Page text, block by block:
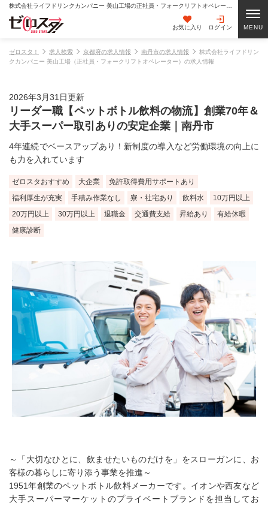
お気に入り ログイン
ゼロスタ！ 求人検索 京都府の求人情報 南丹市の求人情報
株式会社ライフドリン
クカンパニー 美山工場（正社員・フォークリフトオペレーター）の求人情報
2026年3月31日更新
リーダー職【ペットボトル飲料の物流】創業70年＆
大手スーパー取引ありの安定企業｜南丹市
4年連続でベースアップあり！新制度の導入など労働環境の向上に
も力を入れています
ゼロスタおすすめ 大企業
免許取得費用サポートあり
福利厚生が充実
手積み作業なし 寮・社宅あり 飲料水
10万円以上
20万円以上
30万円以上 退職金 交通費支給 昇給あり
有給休暇
健康診断
～「大切なひとに、飲ませたいものだけを」をスローガンに、お
客様の暮らしに寄り添う事業を推進～
1951年創業のペットボトル飲料メーカーです。イオンや西友など
大手スーパーマーケットのプライベートブランドを担当してお